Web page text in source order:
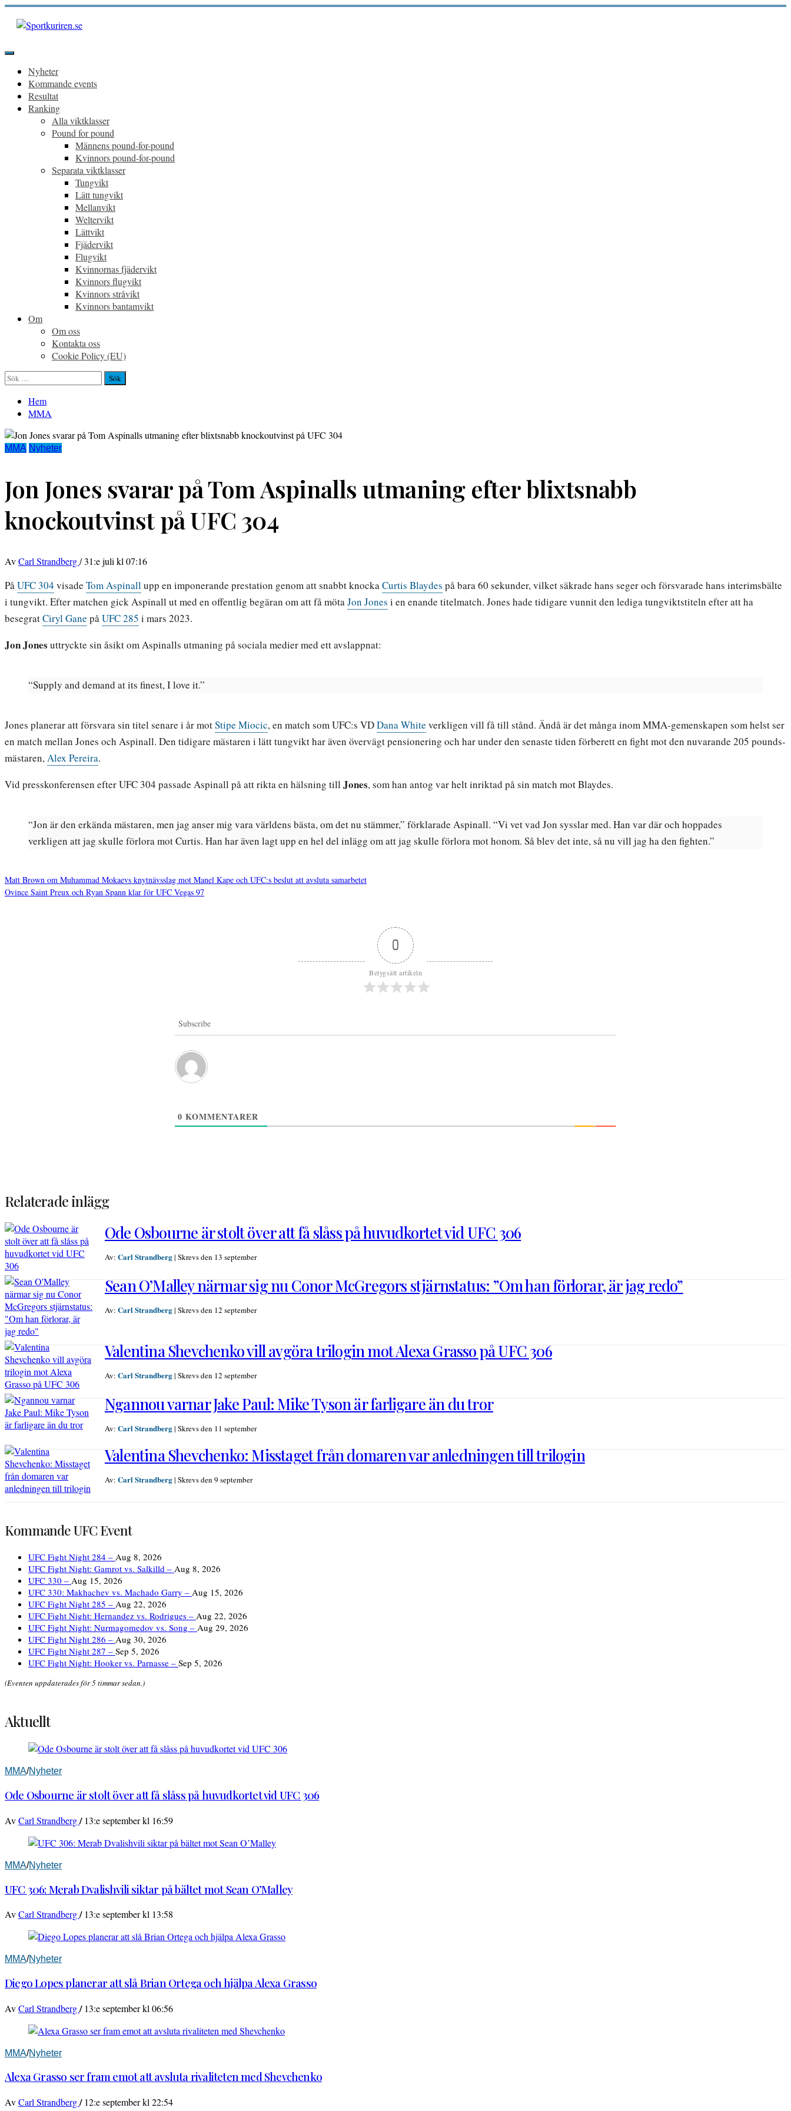
Hoppa
innehåll
Primär
Nyheter
Kommande events
Resultat
Ranking
Alla viktklasser
Pound for pound
Männens pound-for-pound
Kvinnors pound-for-pound
Separata viktklasser
Tungvikt
Lätt tungvikt
Mellanvikt
Weltervikt
Lättvikt
Fjädervikt
Flugvikt
Kvinnornas fjädervikt
Kvinnors flugvikt
Kvinnors stråvikt
Kvinnors bantamvikt
Om
Om oss
Kontakta oss
Cookie Policy (EU)
Sök
efter:
Hem
MMA
MMA Nyheter
Jon Jones svarar på Tom Aspinalls utmaning efter blixtsnabb
knockoutvinst på UFC 304
AvCarl Strandberg/31:e juli kl 07:16
PåUFC 304 visade Tom Aspinallupp en imponerande prestation genom att snabbt knockaCurtis Blaydes på bara 60 sekunder, vilket säkrade hans seger och försvarade hans interimsbälte
i tungvikt. Efter matchen gick Aspinall ut med en offentlig begäran om att få mötaJon Jones i en enande titelmatch. Jones hade tidigare vunnit den lediga tungviktstiteln efter att ha
besegratCiryl Gane påUFC 285 i mars 2023.
Jon Jones uttryckte sin åsikt om Aspinalls utmaning på sociala medier med ett avslappnat:
“Supply and demand at its finest, I love it.”
Jones planerar att försvara sin titel senare i år motStipe Miocic, en match som UFC:s VDDana White verkligen vill få till stånd. Ändå är det många inom MMA-gemenskapen som helst ser
en match mellan Jones och Aspinall. Den tidigare mästaren i lätt tungvikt har även övervägt pensionering och har under den senaste tiden förberett en fight mot den nuvarande 205 pounds-
mästaren,Alex Pereira.
Vid presskonferensen efter UFC 304 passade Aspinall på att rikta en hälsning till Jones, som han antog var helt inriktad på sin match mot Blaydes.
“Jon är den erkända mästaren, men jag anser mig vara världens bästa, om det nu stämmer,” förklarade Aspinall. “Vi vet vad Jon sysslar med. Han var där och hoppades
verkligen att jag skulle förlora mot Curtis. Han har även lagt upp en hel del inlägg om att jag skulle förlora mot honom. Så blev det inte, så nu vill jag ha den fighten.”
Matt Brown om Muhammad Mokaevs knytnävsslag mot Manel Kape och UFC:s beslut att avsluta samarbetet
Ovince Saint Preux och Ryan Spann klar för UFC Vegas 97
0
Betygsätt artikeln
Subscribe
0 KOMMENTARER
Relaterade inlägg
Ode Osbourne är stolt över att få slåss på huvudkortet vid UFC 306
Av: Carl Strandberg| Skrevs den 13 september
Sean O’Malley närmar sig nu Conor McGregors stjärnstatus: ”Om han förlorar, är jag redo”
Av: Carl Strandberg| Skrevs den 12 september
Valentina Shevchenko vill avgöra trilogin mot Alexa Grasso på UFC 306
Av: Carl Strandberg| Skrevs den 12 september
Ngannou varnar Jake Paul: Mike Tyson är farligare än du tror
Av: Carl Strandberg| Skrevs den 11 september
Valentina Shevchenko: Misstaget från domaren var anledningen till trilogin
Av: Carl Strandberg| Skrevs den 9 september
Kommande UFC Event
UFC Fight Night 284 – Aug 8, 2026
UFC Fight Night: Gamrot vs. Salkilld – Aug 8, 2026
UFC 330 – Aug 15, 2026
UFC 330: Makhachev vs. Machado Garry – Aug 15, 2026
UFC Fight Night 285 – Aug 22, 2026
UFC Fight Night: Hernandez vs. Rodrigues – Aug 22, 2026
UFC Fight Night: Nurmagomedov vs. Song – Aug 29, 2026
UFC Fight Night 286 – Aug 30, 2026
UFC Fight Night 287 – Sep 5, 2026
UFC Fight Night: Hooker vs. Parnasse – Sep 5, 2026
(Eventen uppdaterades för 5 timmar sedan.)
Aktuellt
MMA/Nyheter
Ode Osbourne är stolt över att få slåss på huvudkortet vid UFC 306
AvCarl Strandberg/ 13:e september kl 16:59
MMA/Nyheter
UFC 306: Merab Dvalishvili siktar på bältet mot Sean O’Malley
AvCarl Strandberg/ 13:e september kl 13:58
MMA/Nyheter
Diego Lopes planerar att slå Brian Ortega och hjälpa Alexa Grasso
AvCarl Strandberg/ 13:e september kl 06:56
MMA/Nyheter
Alexa Grasso ser fram emot att avsluta rivaliteten med Shevchenko
AvCarl Strandberg/ 12:e september kl 22:54